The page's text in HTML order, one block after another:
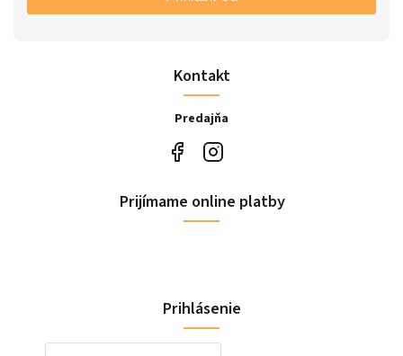
Kontakt
Predajňa
Prijímame online platby
Prihlásenie